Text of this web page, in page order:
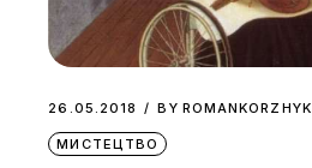
26.05.2018 BY ROMANKORZHYK
МИСТЕЦТВО